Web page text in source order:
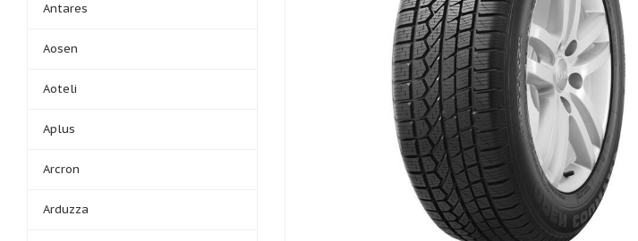
Antares
Aosen
Aoteli
Aplus
Arcron
Arduzza